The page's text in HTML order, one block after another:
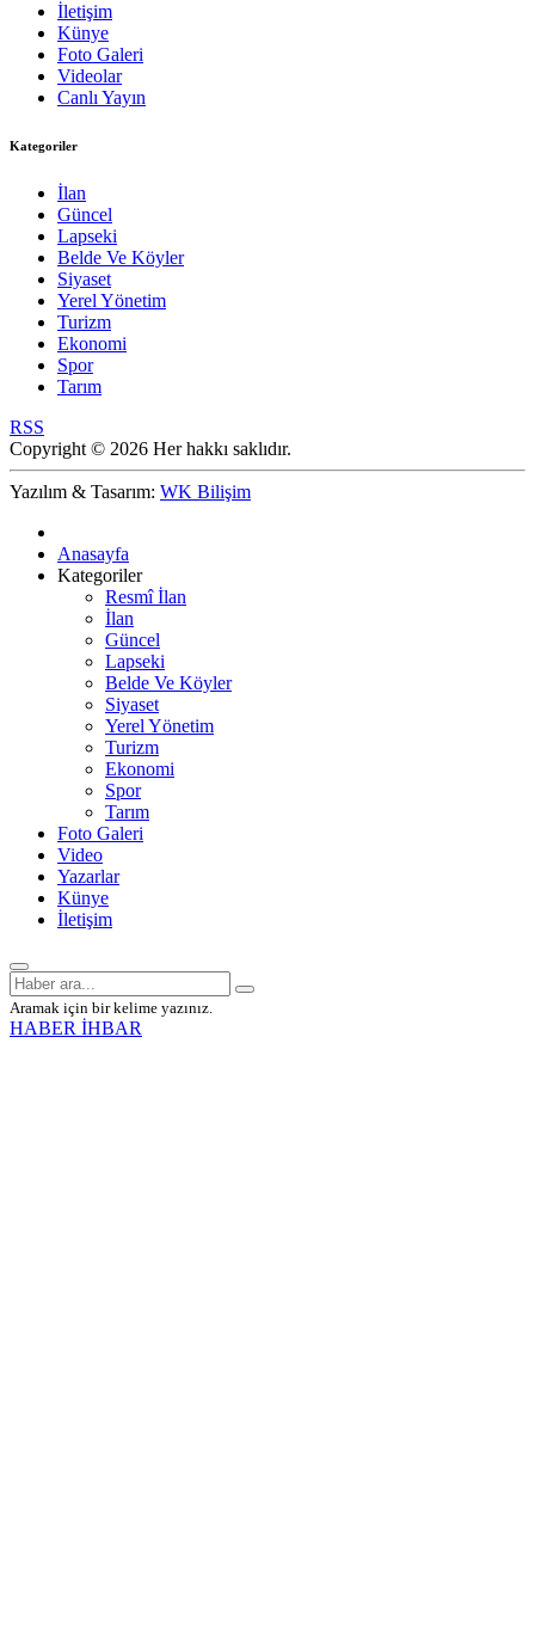
İletişim
Künye
Foto Galeri
Videolar
Canlı Yayın
Kategoriler
İlan
Güncel
Lapseki
Belde Ve Köyler
Siyaset
Yerel Yönetim
Turizm
Ekonomi
Spor
Tarım
RSS
Copyright © 2026 Her hakkı saklıdır.
Yazılım & Tasarım: WK Bilişim
Anasayfa
Kategoriler
Resmî İlan
İlan
Güncel
Lapseki
Belde Ve Köyler
Siyaset
Yerel Yönetim
Turizm
Ekonomi
Spor
Tarım
Foto Galeri
Video
Yazarlar
Künye
İletişim
Aramak için bir kelime yazınız.
HABER İHBAR